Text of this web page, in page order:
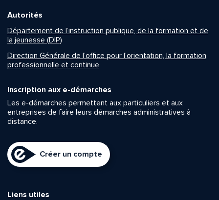
Autorités
Département de l’instruction publique, de la formation et de
la jeunesse (DIP)
Direction Générale de l’office pour l’orientation, la formation
professionnelle et continue
Inscription aux e-démarches
Les e-démarches permettent aux particuliers et aux
entreprises de faire leurs démarches administratives à
distance.
Créer un compte
Liens utiles